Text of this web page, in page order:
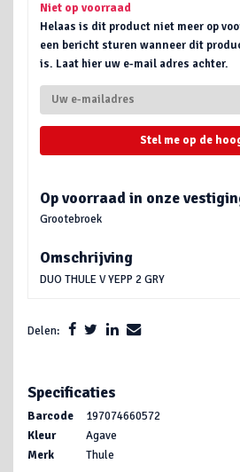
Niet op voorraad
Helaas is dit product niet meer op
een bericht sturen wanneer dit
is. Laat hier uw e-mail adres achter.
Stel me op de
Op voorraad in onze
Grootebroek
Omschrijving
DUO THULE V YEPP 2 GRY
Delen:
Specificaties
Barcode
197074660572
Kleur
Agave
Merk
Thule